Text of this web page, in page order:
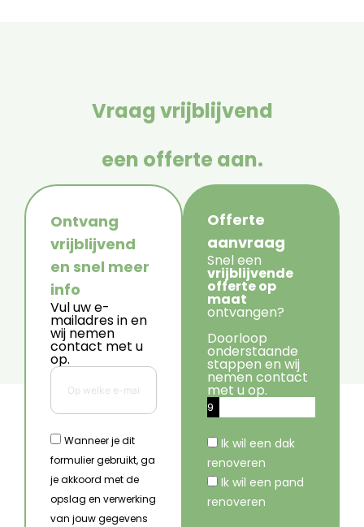
Vraag vrijblijvend
een offerte aan.
Ontvang
vrijblijvend
en snel meer
info
Vul uw e-
mailadres in en
wij nemen
contact met u
op.
Wanneer je dit
formulier gebruikt, ga
je akkoord met de
opslag en verwerking
van jouw gegevens
Offerte
aanvraag
Snel een
vrijblijvende
offerte op
maat
ontvangen?
Doorloop
onderstaande
stappen en wij
nemen contact
met u op.
9
Ik wil een dak
renoveren
Ik wil een pand
renoveren